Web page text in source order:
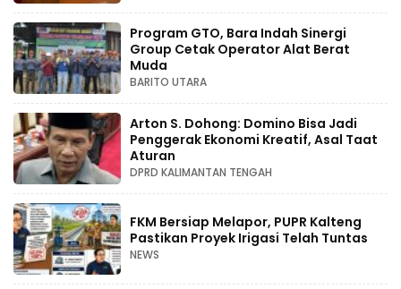
Program GTO, Bara Indah Sinergi
Group Cetak Operator Alat Berat
Muda
BARITO UTARA
Arton S. Dohong: Domino Bisa Jadi
Penggerak Ekonomi Kreatif, Asal Taat
Aturan
DPRD KALIMANTAN TENGAH
FKM Bersiap Melapor, PUPR Kalteng
Pastikan Proyek Irigasi Telah Tuntas
NEWS